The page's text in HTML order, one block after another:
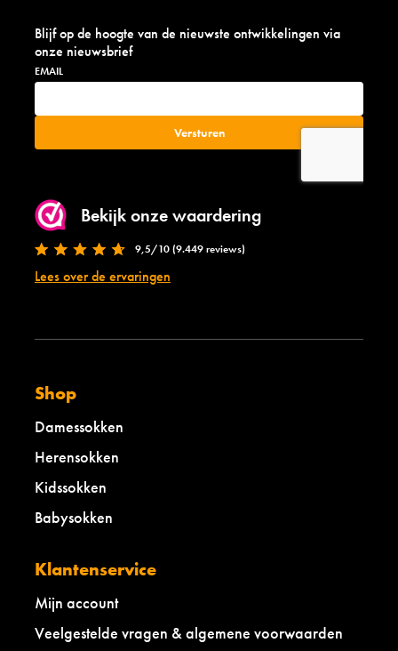
Blijf op de hoogte van de nieuwste ontwikkelingen via
onze nieuwsbrief
Bekijk onze waardering
9,5/10 (9.449 reviews)
Lees over de ervaringen
Shop
Damessokken
Herensokken
Kidssokken
Babysokken
Klantenservice
Mijn account
Veelgestelde vragen & algemene voorwaarden